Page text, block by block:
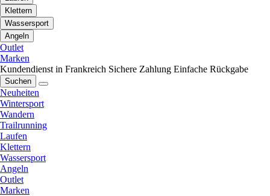
Klettern
Wassersport
Angeln
Outlet
Marken
Kundendienst in Frankreich Sichere Zahlung Einfache Rückgabe
Suchen
Neuheiten
Wintersport
Wandern
Trailrunning
Laufen
Klettern
Wassersport
Angeln
Outlet
Marken